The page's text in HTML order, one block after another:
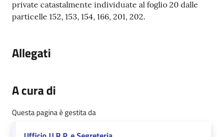
private catastalmente individuate al foglio 20 dalle
particelle 152, 153, 154, 166, 201, 202.
Allegati
A cura di
Questa pagina è gestita da